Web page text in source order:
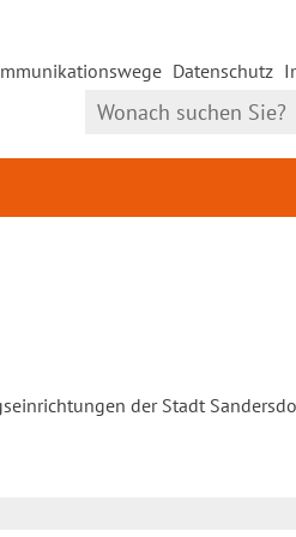
Datenschutz
der Stadt